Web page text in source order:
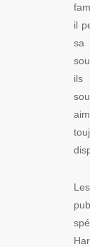
il
sa
ils